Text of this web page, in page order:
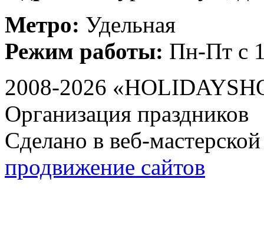
Метро: Удельная
Режим работы: Пн-Пт с
2008-2026
Организация праздников
Сделано в веб-
продвижение сайтов